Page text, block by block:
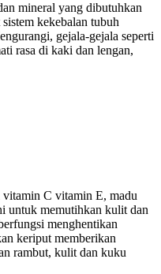
mineral yang dibutuhkan
kekebalan tubuh
gejala-gejala seperti
rasa di kaki dan lengan,
C vitamin E, madu
untuk memutihkan kulit dan
menghentikan
keriput memberikan
rambut, kulit dan kuku